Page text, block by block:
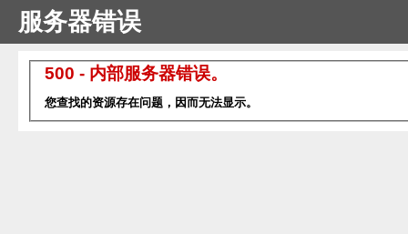
服务器错误
500 - 内部服务器错误。
您查找的资源存在问题，因而无法显示。